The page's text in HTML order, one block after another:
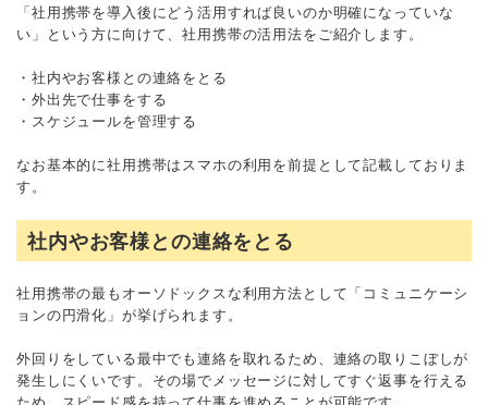
「社用携帯を導入後にどう活用すれば良いのか明確になっていな
い」という方に向けて、社用携帯の活用法をご紹介します。
・社内やお客様との連絡をとる
・外出先で仕事をする
・スケジュールを管理する
なお基本的に社用携帯はスマホの利用を前提として記載しておりま
す。
社内やお客様との連絡をとる
社用携帯の最もオーソドックスな利用方法として「コミュニケーシ
ョンの円滑化」が挙げられます。
外回りをしている最中でも連絡を取れるため、連絡の取りこぼしが
発生しにくいです。その場でメッセージに対してすぐ返事を行える